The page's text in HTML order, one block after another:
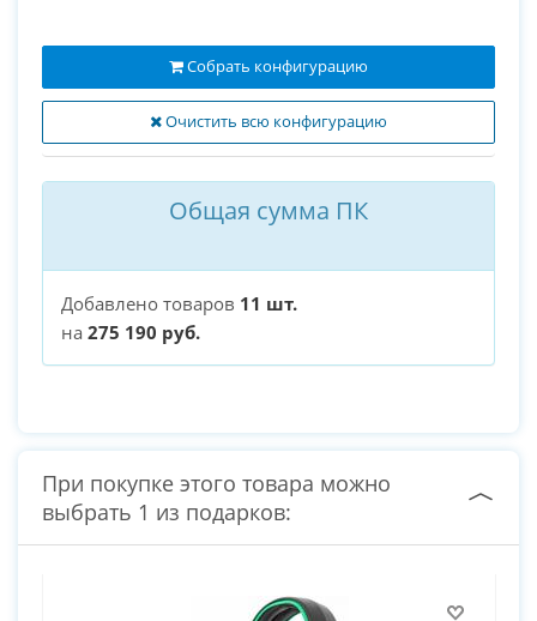
Очистить всю конфигурацию
Собрать конфигурацию
Общая сумма ПК
Добавлено товаров 11 шт.
на 275 190 руб.
При покупке этого товара можно
выбрать 1 из подарков: